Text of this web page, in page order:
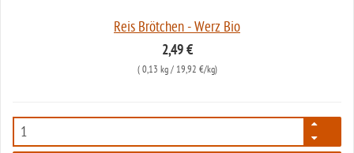
Reis Brötchen - Werz Bio
2,49 €
( 0,13 kg/ 19,92 €/kg)
343